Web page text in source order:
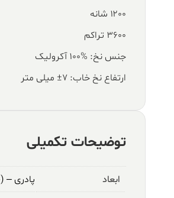
۱۲۰۰ شانه
۳۶۰۰ تراکم
جنس نخ: %100 آکرولیک
ارتفاع نخ خاب: ۷± میلی متر
توضیحات تکمیلی
ابعاد پادری – (۵۰س.م * ۸۰س.م)